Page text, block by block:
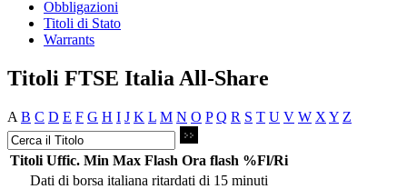
Obbligazioni
Titoli di Stato
Warrants
Titoli FTSE Italia All-Share
A B C D E F G H I J K L M N O P Q R S T U V W X Y Z
Titoli Uffic. Min Max Flash Ora flash %Fl/Ri
Dati di borsa italiana ritardati di 15 minuti